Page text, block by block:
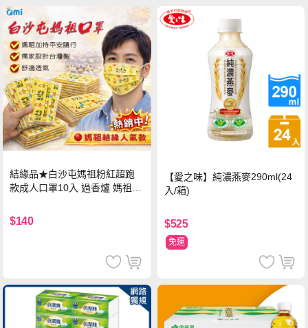
結緣品★白沙屯媽祖粉紅超跑
款成人口罩10入 過香爐 媽祖加
$140
【愛之味】純濃燕麥290ml(24
入/箱)
$525
免運